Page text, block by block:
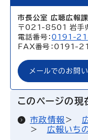
市長公室 広聴広報課
〒021-8501 岩手
電話番号：0191-
FAX番号：0191-
メールでのお問
このページの現
市政情報
広報いち